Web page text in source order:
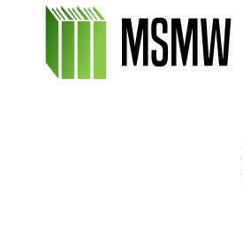
Перейти
содержимому